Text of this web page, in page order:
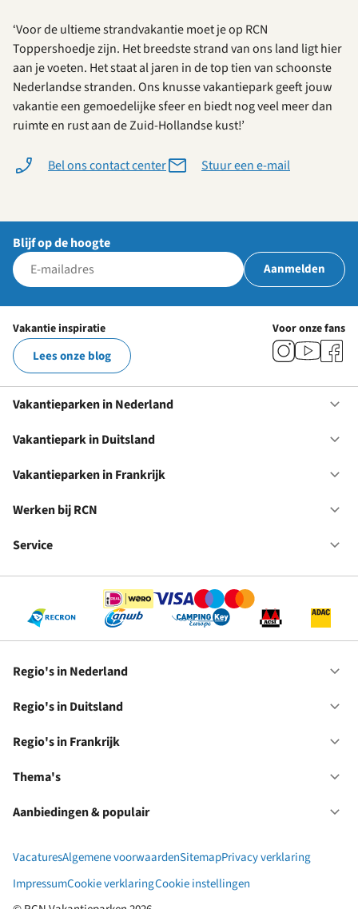
‘Voor de ultieme strandvakantie moet je op RCN
Toppershoedje zijn. Het breedste strand van ons land ligt hier
aan je voeten. Het staat al jaren in de top tien van schoonste
Nederlandse stranden. Ons knusse vakantiepark geeft jouw
vakantie een gemoedelijke sfeer en biedt nog veel meer dan
ruimte en rust aan de Zuid-Hollandse kust!’
Bel ons contact center Stuur een e-mail
Blijf op de hoogte
Aanmelden
Vakantie inspiratie
Lees onze blog
Voor onze fans
Vakantieparken in Nederland
Vakantiepark in Duitsland
Vakantieparken in Frankrijk
Werken bij RCN
Service
Regio's in Nederland
Regio's in Duitsland
Regio's in Frankrijk
Thema's
Aanbiedingen & populair
VacaturesAlgemene voorwaardenSitemapPrivacy verklaring
ImpressumCookie verklaringCookie instellingen